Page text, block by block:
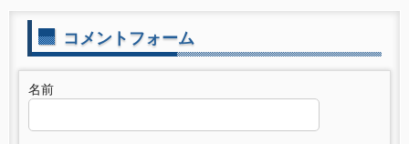
コメントフォーム
名前